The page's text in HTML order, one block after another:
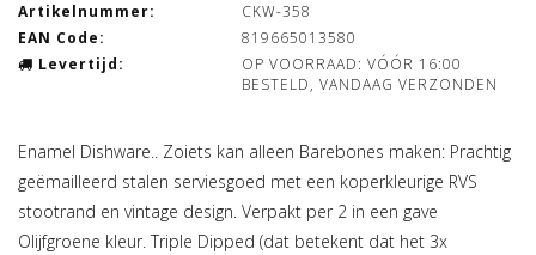
Artikelnummer:
CKW-358
EAN Code:
819665013580
Levertijd:
OP VOORRAAD: VÓÓR 16:00
BESTELD, VANDAAG VERZONDEN
Enamel Dishware.. Zoiets kan alleen Barebones maken: Prachtig
geëmailleerd stalen serviesgoed met een koperkleurige RVS
stootrand en vintage design. Verpakt per 2 in een gave
Olijfgroene kleur. Triple Dipped (dat betekent dat het 3x